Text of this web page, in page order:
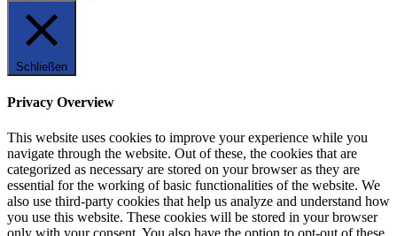
Schließen
Privacy Overview
This website uses cookies to improve your experience while you
navigate through the website. Out of these, the cookies that are
categorized as necessary are stored on your browser as they are
essential for the working of basic functionalities of the website. We
also use third-party cookies that help us analyze and understand how
you use this website. These cookies will be stored in your browser
only with your consent. You also have the option to opt-out of these